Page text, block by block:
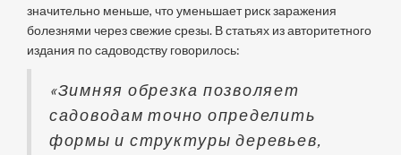
значительно меньше, что уменьшает риск заражения
болезнями через свежие срезы. В статьях из авторитетного
издания по садоводству говорилось:
«Зимняя обрезка позволяет
садоводам точно определить
формы и структуры деревьев,